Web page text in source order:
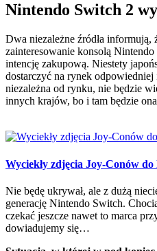
Nintendo Switch 2
Dwa niezależne źródła
zainteresowanie konsolą
intencję zakupową. Niestety
dostarczyć na rynek
niezależna od rynku, nie będzie
innych krajów, bo i tam będzie
Wyciekły zdjęcia Joy-Conów
Nie będę ukrywał, ale z dużą
generację Nintendo Switch.
czekać jeszcze nawet to marca
dowiadujemy się…